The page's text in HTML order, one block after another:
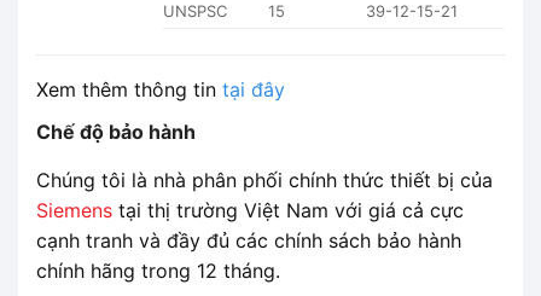
UNSPSC
15 39-12-15-21
Xem thêm thông tin tại đây
Chế độ bảo hành
Chúng tôi là nhà phân phối chính thức thiết bị của
Siemens tại thị trường Việt Nam với giá cả cực
cạnh tranh và đầy đủ các chính sách bảo hành
chính hãng trong 12 tháng.